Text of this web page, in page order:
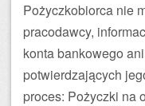
Pożyczkobiorca nie
pracodawcy,
konta bankowego
potwierdzających
proces: Pożyczki na